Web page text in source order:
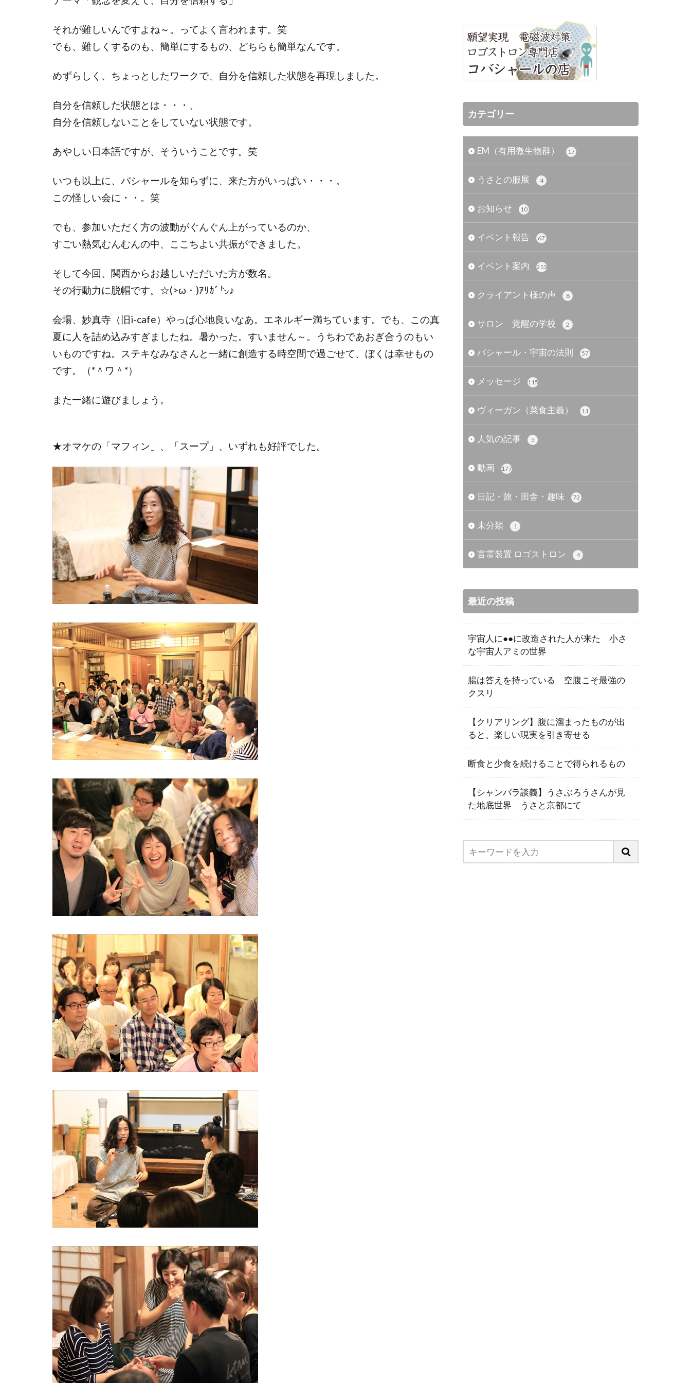
それが難しいんですよね～。ってよく言われます。笑
でも、難しくするのも、簡単にするもの、どちらも簡単なんです。
めずらしく、ちょっとしたワークで、自分を信頼した状態を再現しました。
自分を信頼した状態とは・・・、
自分を信頼しないことをしていない状態です。
あやしい日本語ですが、そういうことです。笑
いつも以上に、バシャールを知らずに、来た方がいっぱい・・・。
この怪しい会に・・。笑
でも、参加いただく方の波動がぐんぐん上がっているのか、
すごい熱気むんむんの中、ここちよい共振ができました。
そして今回、関西からお越しいただいた方が数名。
その行動力に脱帽です。☆(>ω・)ｱﾘｶﾞ㌧♪
会場、妙真寺（旧i-cafe）やっぱ心地良いなあ。エネルギー満ちています。でも、この真
夏に人を詰め込みすぎましたね。暑かった。すいません～。うちわであおぎ合うのもい
いものですね。ステキなみなさんと一緒に創造する時空間で過ごせて、ぼくは幸せもの
です。（*＾ワ＾*）
また一緒に遊びましょう。
★オマケの「マフィン」、「スープ」、いずれも好評でした。
カテゴリー
EM（有用微生物群） 17
うさとの服展 4
お知らせ 10
イベント報告 67
イベント案内 213
クライアント様の声 8
サロン 覚醒の学校 2
バシャール・宇宙の法則 57
メッセージ 115
ヴィーガン（菜食主義） 11
人気の記事 5
動画 177
日記・旅・田舎・趣味 73
未分類 1
言霊装置 ロゴストロン 4
最近の投稿
宇宙人に●●に改造された人が来た 小さ
な宇宙人アミの世界
腸は答えを持っている 空腹こそ最強の
クスリ
【クリアリング】腹に溜まったものが出
ると、楽しい現実を引き寄せる
断食と少食を続けることで得られるもの
【シャンバラ談義】うさぶろうさんが見
た地底世界 うさと京都にて